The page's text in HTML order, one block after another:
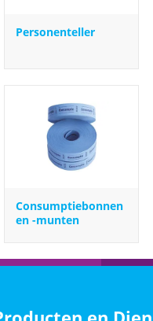
Personenteller
Consumptiebonnen
en -munten